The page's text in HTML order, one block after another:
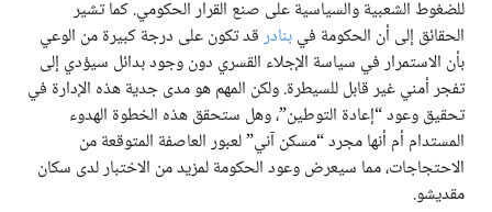
للضغوط الشعبية والسياسية على صنع القرار الحكومي. كما تشير
الحقائق إلى أن الحكومة فيبنادرقد تكون على درجة كبيرة من الوعي
بأن الاستمرار في سياسة الإجلاء القسري دون وجود بدائل سيؤدي إلى
تفجر أمني غير قابل للسيطرة. ولكن المهم هو مدى جدية هذه الإدارة في
تحقيق وعود “إعادة التوطين”، وهل ستحقق هذه الخطوة الهدوء
المستدام أم أنها مجرد “مسكن آني” لعبور العاصفة المتوقعة من
الاحتجاجات، مما سيعرض وعود الحكومة لمزيد من الاختبار لدى سكان
مقديشو.